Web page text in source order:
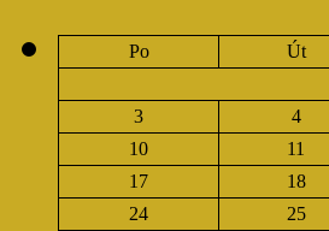
Po Út
3 4
10
11
17
18
24
25